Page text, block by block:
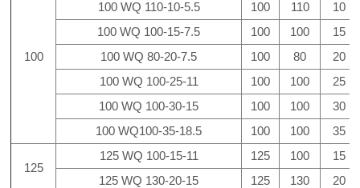
100
100 WQ 110-10-5.5
100 110
10
100 WQ 100-15-7.5
100 100
15
100 WQ 80-20-7.5
100 80
20
100 WQ 100-25-11
100 100
25
100 WQ 100-30-15
100 100
30
100 WQ100-35-18.5
100 100 35
125
125 WQ 100-15-11 125 100
15
125 WQ 130-20-15
125 130 20